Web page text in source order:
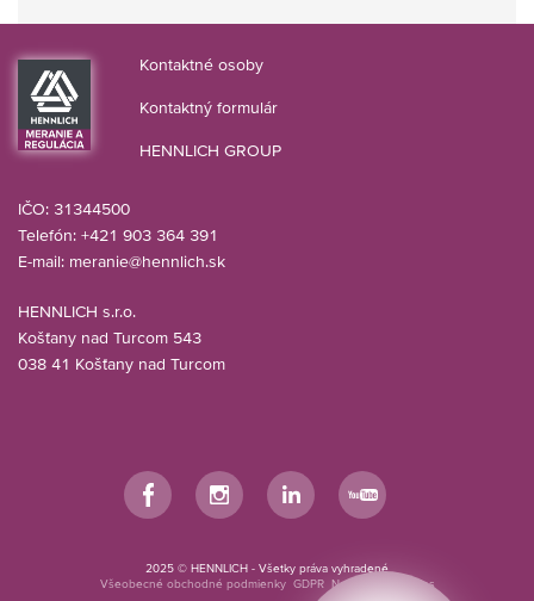
Kontaktné osoby
Kontaktný formulár
HENNLICH GROUP
HENNLICH s.r.o.
Košťany nad Turcom 543
038 41 Košťany nad Turcom
IČO: 31344500
Telefón: +421 903 364 391
E-mail: meranie@hennlich.sk
2025 © HENNLICH - Všetky práva vyhradené
Všeobecné obchodné podmienky GDPR Nastavenia cookies
FacebookInstagramLinkedIn YouTube